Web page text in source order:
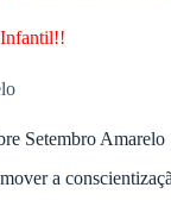
Setembro Amarelo
a